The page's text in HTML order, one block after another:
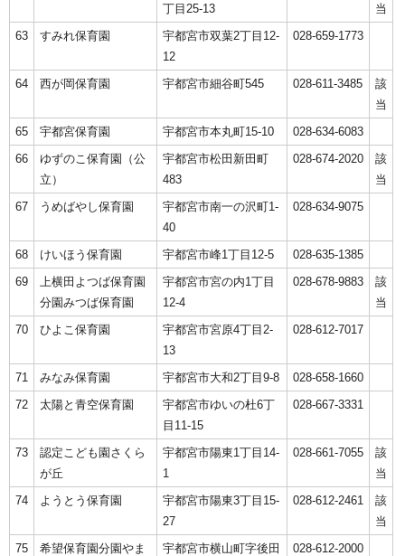
丁目25-13
当
63
すみれ保育園
宇都宮市双葉2丁目12-
12
028-659-1773
64 西が岡保育園 宇都宮市細谷町545 028-611-3485
該
当
65
宇都宮保育園 宇都宮市本丸町15-10
028-634-6083
66
ゆずのこ保育園（公
立）
宇都宮市松田新田町
483
028-674-2020
該
当
67
うめばやし保育園
宇都宮市南一の沢町1-
40
028-634-9075
68 けいほう保育園 宇都宮市峰1丁目12-5
028-635-1385
69
上横田よつば保育園
分園みつば保育園
宇都宮市宮の内1丁目
12-4
028-678-9883
該
当
70
ひよこ保育園
宇都宮市宮原4丁目2-
13
028-612-7017
71 みなみ保育園 宇都宮市大和2丁目9-8
028-658-1660
72
太陽と青空保育園
宇都宮市ゆいの杜6丁
目11-15
028-667-3331
73
認定こども園さくら
が丘
宇都宮市陽東1丁目14-
1
028-661-7055
該
当
74
ようとう保育園
宇都宮市陽東3丁目15-
27
028-612-2461
該
当
75
希望保育園分園やま
宇都宮市横山町字後田
028-612-2000